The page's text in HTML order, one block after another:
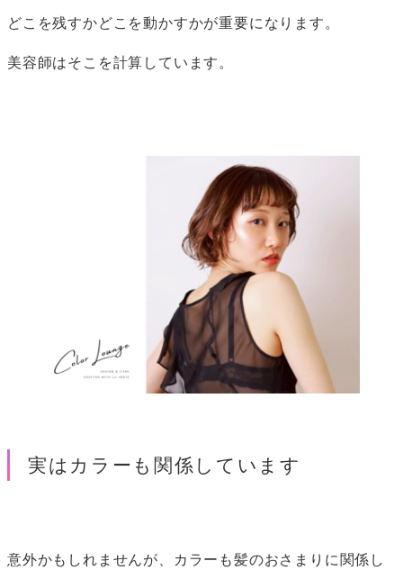
どこを残すかどこを動かすかが重要になります。
美容師はそこを計算しています。
実はカラーも関係しています
意外かもしれませんが、カラーも髪のおさまりに関係し